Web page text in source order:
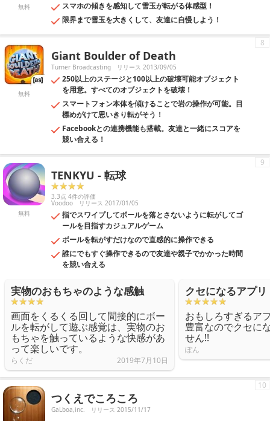
無料
スマホの傾きを感知して雪玉が転がる体感型！
限界まで雪玉を大きくして、友達に自慢しよう！
無料
Giant Boulder of Death
Turner Broadcasting リリース 2013/09/05
250以上のステージと100以上の破壊可能オブジェクト
を用意。すべてのオブジェクトを破壊！
スマートフォン本体を傾けることで岩の操作が可能。目
標めがけて思いきり転がそう！
Facebookとの連携機能も搭載。友達と一緒にスコアを
競い合える！
8
無料
TENKYU - 転球
3.3点 4件の評価
Voodoo リリース 2017/01/05
指でスワイプしてボールを落とさないように転がしてゴ
ールを目指すカジュアルゲーム
ボールを転がすだけなので直感的に操作できる
誰にでもすぐ操作できるので友達や親子でかかった時間
を競い合える
9
実物のおもちゃのような感触
画面をくるくる回して間接的にボー
ルを転がして遊ぶ感覚は、実物のお
もちゃを触っているような快感があ
って楽しいです。
らくだ 2019年7月10日
クセになるアプリ
おもしろすぎるア
豊富なのでクセに
せん!!
ぽん
つくえでころころ
GaLboa,inc. リリース 2015/11/17
10